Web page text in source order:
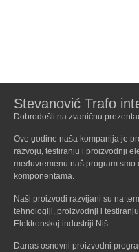
Stevanović Trafo
Dobrodošli na zvaničnu
Ove godine naša kompanija je
razvoju, testiranju i proizvodnji
međuvremenu naš program
komponentama.
Naši proizvodi razvijani su na
tehnologiji, proizvodnji i
Elektronskoj industriji Niš.
Danas osnovni proizvodni